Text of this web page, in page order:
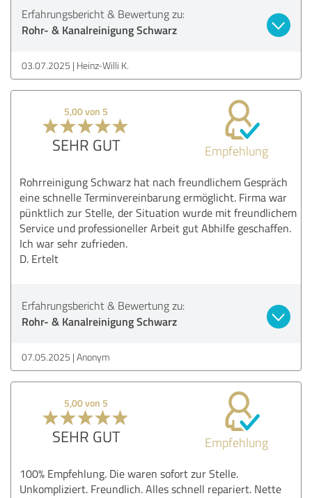
Erfahrungsbericht & Bewertung zu:
Rohr- & Kanalreinigung Schwarz
03.07.2025 Heinz-Willi K.
5,00 von 5
SEHR GUT Empfehlung
Rohrreinigung Schwarz hat nach freundlichem Gespräch
eine schnelle Terminvereinbarung ermöglicht. Firma war
pünktlich zur Stelle, der Situation wurde mit freundlichem
Service und professioneller Arbeit gut Abhilfe geschaffen.
Ich war sehr zufrieden.
D. Ertelt
Erfahrungsbericht & Bewertung zu:
Rohr- & Kanalreinigung Schwarz
07.05.2025 Anonym
5,00 von 5
SEHR GUT Empfehlung
100% Empfehlung. Die waren sofort zur Stelle.
Unkompliziert. Freundlich. Alles schnell repariert. Nette